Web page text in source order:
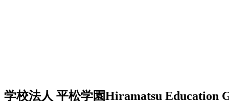
学校法人 平松学園Hiramatsu Education